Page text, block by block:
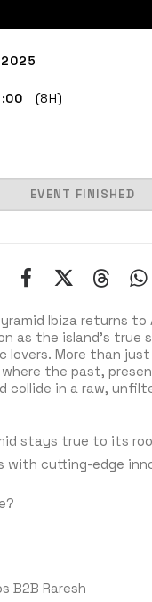
Ibiza returns to
as the island’s true
lovers. More than
where the past,
collide in a raw,
stays true to its
with cutting-edge
B2B Raresh
(8H)
EVENT FINISHED